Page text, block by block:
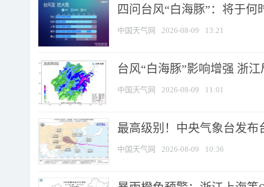
四问台风“白海豚”：将于
中国天气网 2026-08-09 13:21
台风“白海豚”影响增强 浙
中国天气网 2026-08-09 11:01
最高级别！中央气象台发布
中国天气网 2026-08-09 10:36